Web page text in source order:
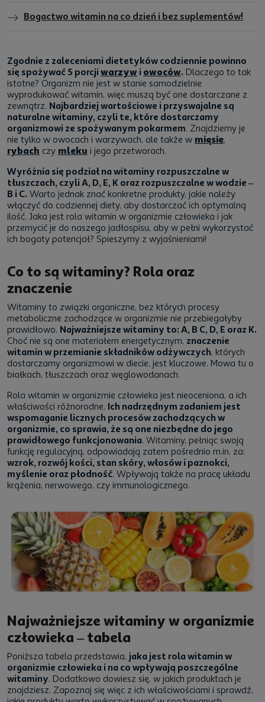
Bogactwo witamin na co dzień i bez suplementów!
Zgodnie z zaleceniami dietetyków codziennie powinno
się spożywać 5 porcji warzyw i owoców. Dlaczego to tak
istotne? Organizm nie jest w stanie samodzielnie
wyprodukować witamin, więc muszą być one dostarczane z
zewnątrz. Najbardziej wartościowe i przyswajalne są
naturalne witaminy, czyli te, które dostarczamy
organizmowi ze spożywanym pokarmem. Znajdziemy je
nie tylko w owocach i warzywach, ale także w mięsie,
rybach czy mleku i jego przetworach.
Wyróżnia się podział na witaminy rozpuszczalne w
tłuszczach, czyli A, D, E, K oraz rozpuszczalne w wodzie –
B i C. Warto jednak znać konkretne produkty, jakie należy
włączyć do codziennej diety, aby dostarczać ich optymalną
ilość. Jaka jest rola witamin w organizmie człowieka i jak
przemycić je do naszego jadłospisu, aby w pełni wykorzystać
ich bogaty potencjał? Spieszymy z wyjaśnieniami!
Co to są witaminy? Rola oraz
znaczenie
Witaminy to związki organiczne, bez których procesy
metaboliczne zachodzące w organizmie nie przebiegałyby
prawidłowo. Najważniejsze witaminy to: A, B C, D, E oraz K.
Choć nie są one materiałem energetycznym, znaczenie
witamin w przemianie składników odżywczych, których
dostarczamy organizmowi w diecie, jest kluczowe. Mowa tu o
białkach, tłuszczach oraz węglowodanach.
Rola witamin w organizmie człowieka jest nieoceniona, a ich
właściwości różnorodne. Ich nadrzędnym zadaniem jest
wspomaganie licznych procesów zachodzących w
organizmie, co sprawia, że są one niezbędne do jego
prawidłowego funkcjonowania. Witaminy, pełniąc swoją
funkcję regulacyjną, odpowiadają zatem pośrednio m.in. za:
wzrok, rozwój kości, stan skóry, włosów i paznokci,
myślenie oraz płodność. Wpływają także na pracę układu
krążenia, nerwowego, czy immunologicznego.
Najważniejsze witaminy w organizmie
człowieka – tabela
Poniższa tabela przedstawia, jaka jest rola witamin w
organizmie człowieka i na co wpływają poszczególne
witaminy. Dodatkowo dowiesz się, w jakich produktach je
znajdziesz. Zapoznaj się więc z ich właściwościami i sprawdź,